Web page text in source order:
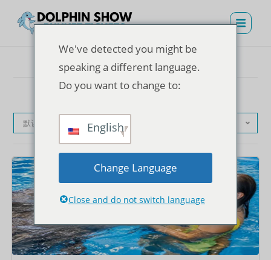
默认产品排序
We've detected you might be
speaking a different language.
Do you want to change to:
English
Change Language
Close and do not switch language